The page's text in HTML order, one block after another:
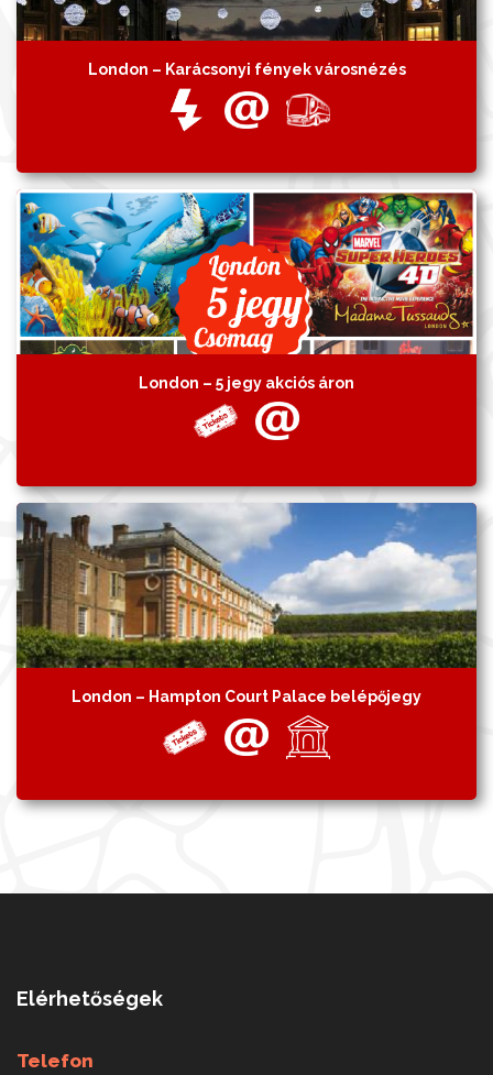
London – Karácsonyi fények városnézés
London – 5 jegy akciós áron
London – Hampton Court Palace belépőjegy
Elérhetőségek
Telefon